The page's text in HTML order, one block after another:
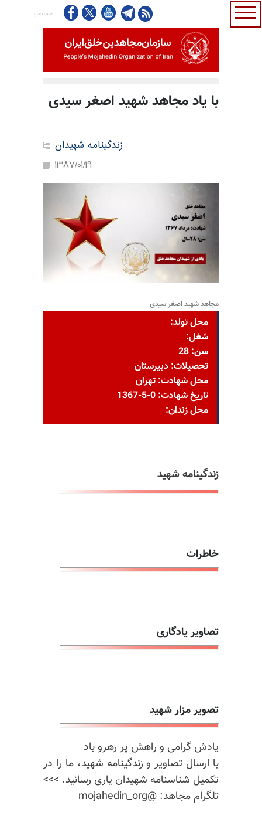
با یاد مجاهد شهید اصغر سیدی
زندگینامه شهیدان
1387/01/19
مجاهد شهید اصغر سیدی
محل تولد:
شغل:
سن: 28
تحصیلات: دبیرستان
محل شهادت: تهران
تاریخ شهادت: 0-5-1367
محل زندان:
زندگینامه شهید
خاطرات
تصاویر یادگاری
تصویر مزار شهید
یادش گرامی و راهش پر رهرو باد
با ارسال تصاویر و زندگینامه شهید، ما را در
تکمیل شناسنامه شهیدان یاری رسانید. >>>
تلگرام مجاهد: @mojahedin_org